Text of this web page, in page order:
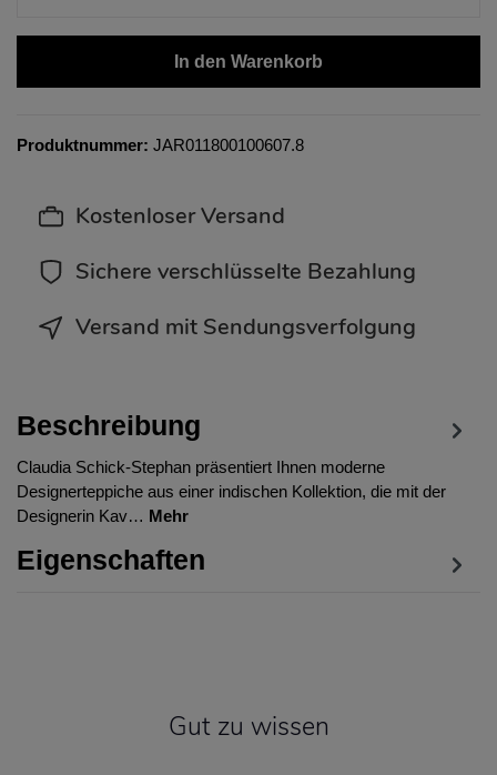
In den Warenkorb
Produktnummer: JAR011800100607.8
Kostenloser Versand
Sichere verschlüsselte Bezahlung
Versand mit Sendungsverfolgung
Beschreibung
Claudia Schick-Stephan präsentiert Ihnen moderne
Designerteppiche aus einer indischen Kollektion, die mit der
Designerin Kav… Mehr
Eigenschaften
Gut zu wissen